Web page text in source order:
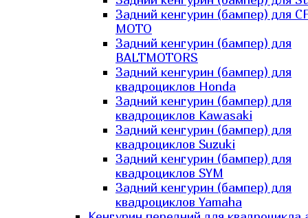
Задний кенгурин (бампер) для
MOTO
Задний кенгурин (бампер) для
BALTMOTORS
Задний кенгурин (бампер) для
квадроциклов Honda
Задний кенгурин (бампер) для
квадроциклов Kawasaki
Задний кенгурин (бампер) для
квадроциклов Suzuki
Задний кенгурин (бампер) для
квадроциклов SYM
Задний кенгурин (бампер) для
квадроциклов Yamaha